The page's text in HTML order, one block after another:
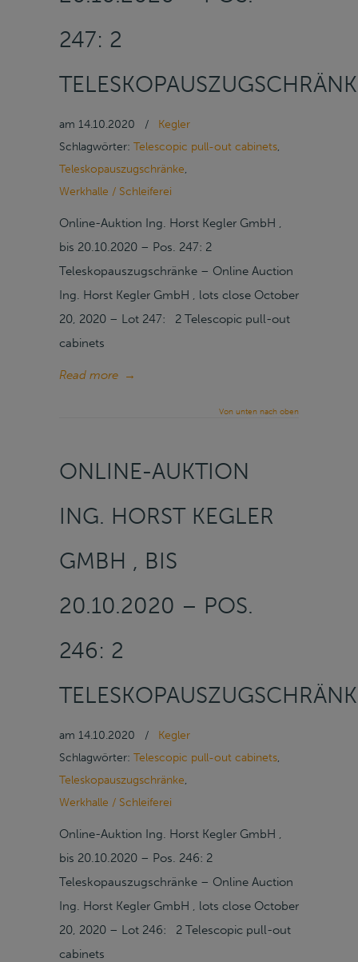
247: 2
am 14.10.2020 /
Kegler
Schlagwörter: Telescopic pull-out cabinets,
Teleskopauszugschränke,
Werkhalle / Schleiferei
Online-Auktion Ing. Horst Kegler GmbH ,
bis 20.10.2020 – Pos. 247: 2
Teleskopauszugschränke – Online Auction
Ing. Horst Kegler GmbH , lots close October
20, 2020 – Lot 247: 2 Telescopic pull-out
cabinets
Read more →
Von unten nach oben
ONLINE-AUKTION
ING. HORST KEGLER
GMBH , BIS
20.10.2020 – POS.
246: 2
am 14.10.2020 /
Kegler
Schlagwörter: Telescopic pull-out cabinets,
Teleskopauszugschränke,
Werkhalle / Schleiferei
Online-Auktion Ing. Horst Kegler GmbH ,
bis 20.10.2020 – Pos. 246: 2
Teleskopauszugschränke – Online Auction
Ing. Horst Kegler GmbH , lots close October
20, 2020 – Lot 246: 2 Telescopic pull-out
cabinets